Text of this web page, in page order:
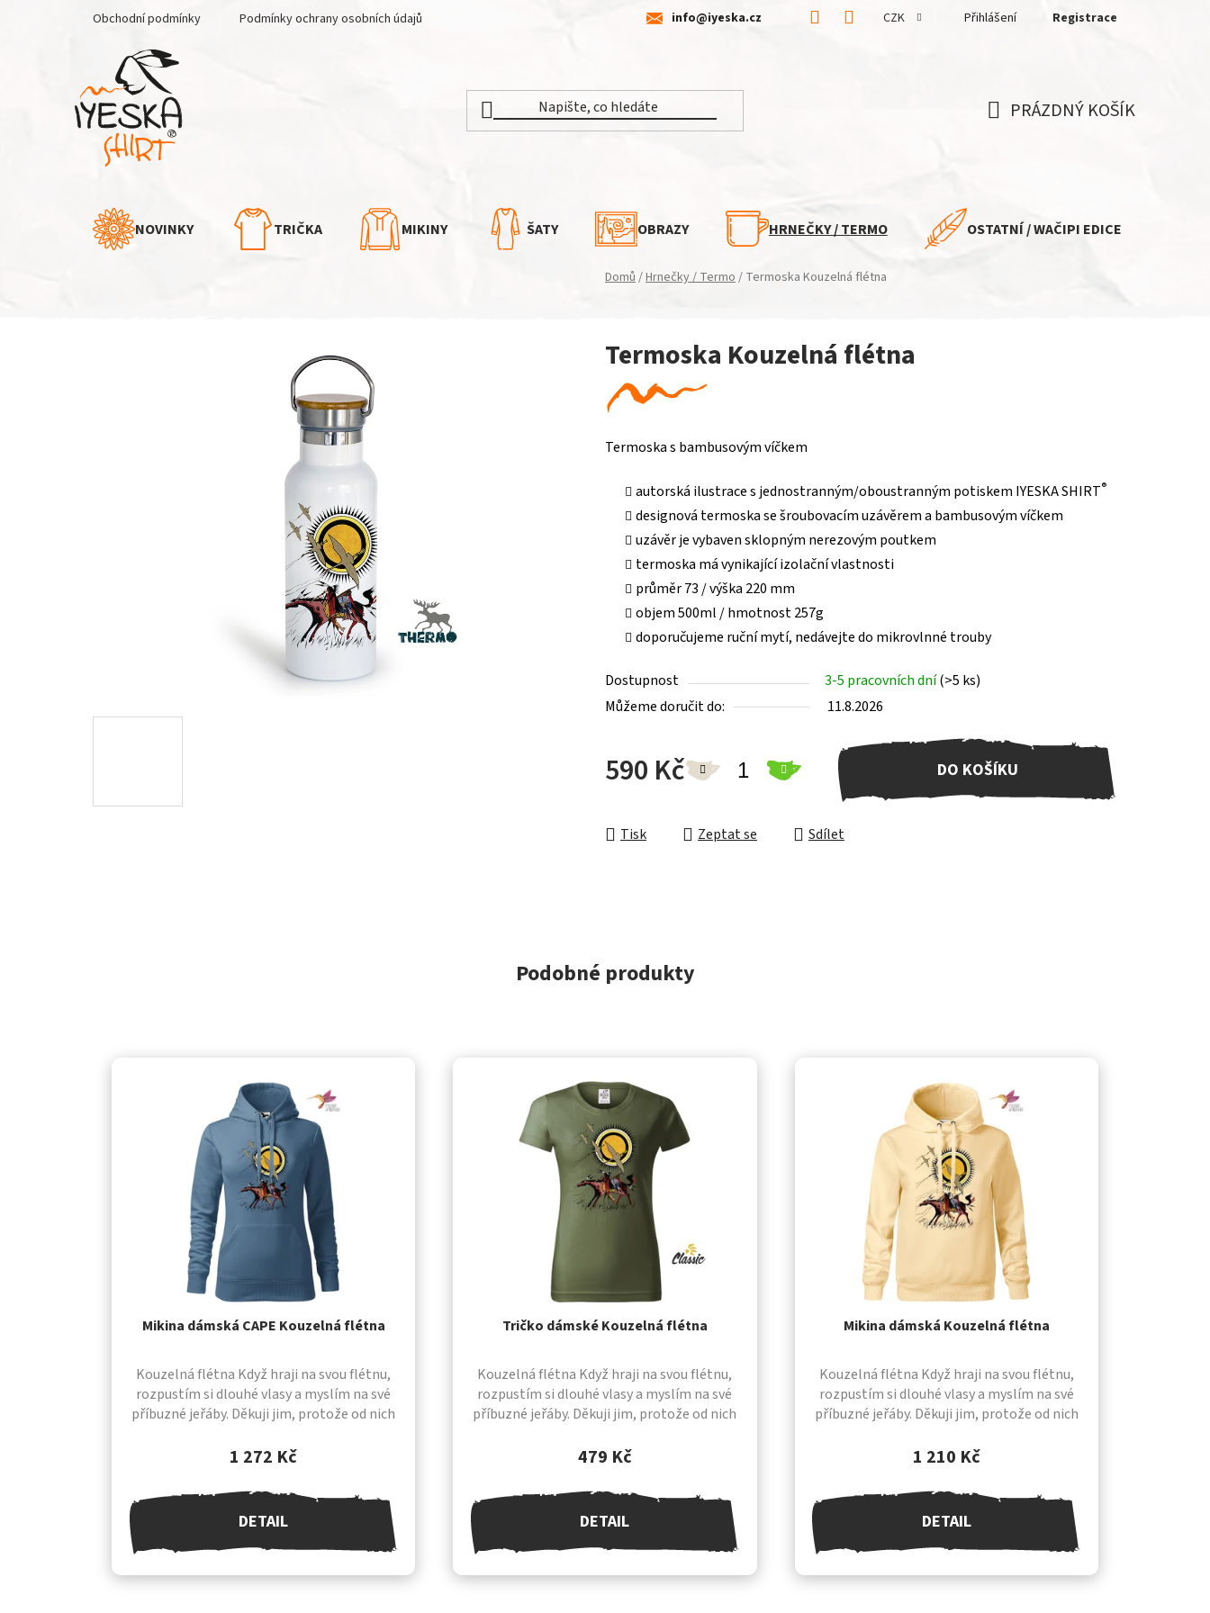
Obchodní podmínky Podmínky ochrany osobních údajů info@iyeska.cz CZK Přihlášení Registrace
PRÁZDNÝ KOŠÍK
NOVINKY TRIČKA MIKINY ŠATY OBRAZY HRNEČKY / TERMO OSTATNÍ / WAČIPI EDICE
Domů/Hrnečky / Termo/ Termoska Kouzelná flétna
Termoska Kouzelná flétna
Termoska s bambusovým víčkem
autorská ilustrace s jednostranným/oboustranným potiskem IYESKA SHIRT®
designová termoska se šroubovacím uzávěrem a bambusovým víčkem
uzávěr je vybaven sklopným nerezovým poutkem
termoska má vynikající izolační vlastnosti
průměr 73 / výška 220 mm
objem 500ml / hmotnost 257g
doporučujeme ruční mytí, nedávejte do mikrovlnné trouby
Dostupnost 3-5 pracovních dní(>5 ks)
Můžeme doručit do:
11.8.2026
590 Kč DO KOŠÍKU
Tisk Zeptat se Sdílet
Podobné produkty
Mikina dámská CAPE Kouzelná flétna
1 272 Kč
DETAIL
Kouzelná flétna Když hraji na svou flétnu,
rozpustím si dlouhé vlasy a myslím na své
příbuzné jeřáby. Děkuji jim, protože od nich
Když...
Tričko dámské Kouzelná flétna
479 Kč
DETAIL
Kouzelná flétna Když hraji na svou flétnu,
rozpustím si dlouhé vlasy a myslím na své
příbuzné jeřáby. Děkuji jim, protože od nich
Mikina dámská Kouzelná flétna
1 210 Kč
DETAIL
Kouzelná flétna Když hraji na svou flétnu,
rozpustím si dlouhé vlasy a myslím na své
příbuzné jeřáby. Děkuji jim, protože od nich